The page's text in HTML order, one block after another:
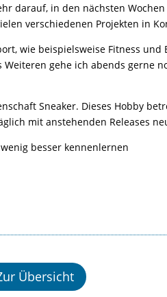
darauf, in den nächsten
verschiedenen Projekten in
wie beispielsweise Fitness und
gehe ich abends gerne
Sneaker. Dieses Hobby
mit anstehenden Releases
besser kennenlernen
Übersicht